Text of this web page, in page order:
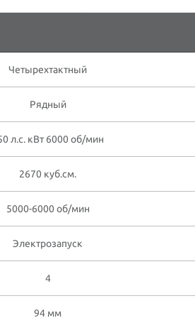
Четырехтактный
Рядный
л.с. кВт 6000 об/мин
2670 куб.см.
5000-6000 об/мин
Электрозапуск
4
94 мм